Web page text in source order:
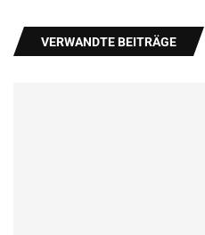
VERWANDTE BEITRÄGE